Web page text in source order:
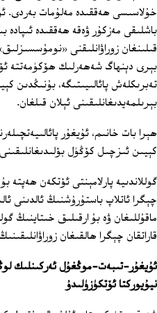
خۇلاسىسى ھەققىدە مەلۇمات بەردى.
باشلىقى مەزكۇر ۋەقە ھەققىدە ئىپادە
قىلىنغان زوراۋانلىقنى
بېرى دېنھاگ شەھەرلىك ھۆكۈمەتتە
تەبرىكلەش پائالىيىتىگە، بۇنىڭدىن
بېرىلمەيدىغانلىقىنى ئېلان قىلغان.
ھېرا بات خانىم، ئۇيغۇر
كېيىن ئىزچىل كۆڭۈل
گوللاندىيە پارلامېنتى ئۆتكەن ھەپتە
چېگرا ئاتلاپ باستۇرۇشنىڭ ئالدىنى
ماقۇللىغان ۋە بۇ ارقىلىق خىتاينىڭ
قاراتقان چېگرا ھالقىغان
ئۇيغۇر-تىبەت-موڭغۇل ئەركىنلىك
نيۇيوركتا ئۆتكۈزۈلىدۇ